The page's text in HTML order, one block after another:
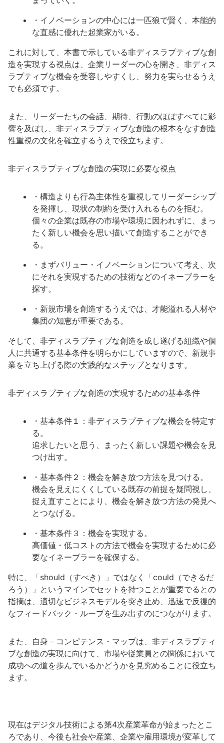
・イノベーションの中心には一匹狼で賢く、本能的
な直感に優れた起業家がいる。
これに対して、本書で示している非ディスラプティブな創
造を実現する視点は、企業リーダーの心を開き、非ディス
ラプティブな機会を受容しやすくし、努力を実らせるうえ
でも必須です。
また、リーダーたちの会話、期待、行動のほぼすべてに影
響を及ぼし、非ディスラプティブな創造の根本をなす創造
性重視の文化を確立するうえで役立ちます。
非ディスラプティブな創造の実現に必要な視点
・構造よりも行為主体性を重視してリーダーシップ
を発揮し、現状の制約を受け入れるものを拒む。
個々の企業は既存の市場や環境に因われずに、まっ
たく新しい機会を思い描いて創造することができ
る。
・まずバリュー・イノベーションについて考え、次
にそれを実現するための技術などのイネーブラーを
探す。
・新規市場を創造するうえでは、才能溢れる人材や
集団の知恵が重要である。
そして、非ディスラプティブな創造を成し遂げる組織や個
人に共通する基本条件を明らかにしていますので、新規事
業を立ち上げる際の実践的なステップとなります。
非ディスラプティブな創造の実現するための基本条件
・基本条件１：非ディスラプティブな機会を特定す
る。
追求したいと思う、まったく新しい課題や機会を見
つけ出す。
・基本条件２：機会を解き放つ方法を見つける。
機会を見えにくくしている既存の前提を疑問視し、
捉え直すことにより、機会を解き放つ方法の発見へ
とつなげる。
・基本条件３：機会を実現する。
高価値・低コストの方法で機会を実現するために必
要なイネーブラーを確保する。
特に、「should（すべき）」ではなく「could（できるだ
ろう）」というマインでセットを持つことが重要でるとの
指摘は、適切なビジネスモデルを突き止め、迅速で反復的
なフィードバック・ループを生み出すのにつながります。
また、自身－コンピテンス・マップは、非ディスラプティ
ブな創造の実現に向けて、市場や従業員との関係において
成功への道を歩んでいるかどうかを見究めることに役立ち
ます。
現在はデジタル技術による第4次産業革命が始まったとこ
ろであり、今後も社会や産業、企業や雇用環境が変革して